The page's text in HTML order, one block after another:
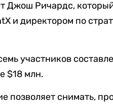
Джош Ричардс,
и директором по
участников
$18 млн.
позволяет снимать,